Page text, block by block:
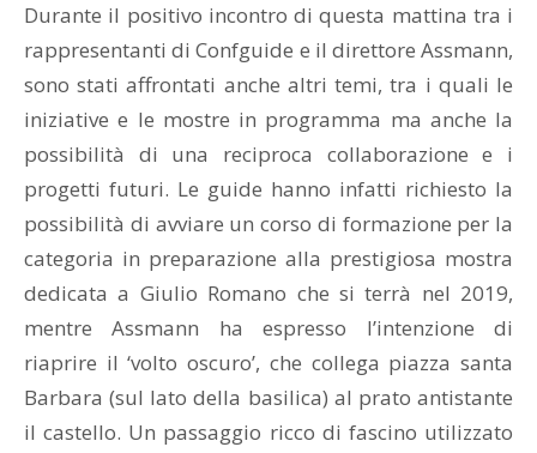
Durante il positivo incontro di questa mattina tra i
rappresentanti di Confguide e il direttore Assmann,
sono stati affrontati anche altri temi, tra i quali le
iniziative e le mostre in programma ma anche la
possibilità di una reciproca collaborazione e i
progetti futuri. Le guide hanno infatti richiesto la
possibilità di avviare un corso di formazione per la
categoria in preparazione alla prestigiosa mostra
dedicata a Giulio Romano che si terrà nel 2019,
mentre Assmann ha espresso l’intenzione di
riaprire il ‘volto oscuro’, che collega piazza santa
Barbara (sul lato della basilica) al prato antistante
il castello. Un passaggio ricco di fascino utilizzato